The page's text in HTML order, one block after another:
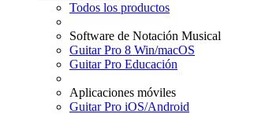
Todos los productos
Software de Notación Musical
Guitar Pro 8 Win/macOS
Guitar Pro Educación
Aplicaciones móviles
Guitar Pro iOS/Android